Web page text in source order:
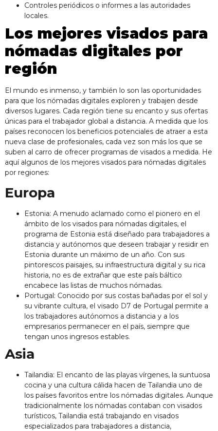
Controles periódicos o informes a las autoridades
locales.
Los mejores visados para
nómadas digitales por
región
El mundo es inmenso, y también lo son las oportunidades
para que los nómadas digitales exploren y trabajen desde
diversos lugares. Cada región tiene su encanto y sus ofertas
únicas para el trabajador global a distancia. A medida que los
países reconocen los beneficios potenciales de atraer a esta
nueva clase de profesionales, cada vez son más los que se
suben al carro de ofrecer programas de visados a medida. He
aquí algunos de los mejores visados para nómadas digitales
por regiones:
Europa
Estonia: A menudo aclamado como el pionero en el
ámbito de los visados para nómadas digitales, el
programa de Estonia está diseñado para trabajadores a
distancia y autónomos que deseen trabajar y residir en
Estonia durante un máximo de un año. Con sus
pintorescos paisajes, su infraestructura digital y su rica
historia, no es de extrañar que este país báltico
encabece las listas de muchos nómadas.
Portugal: Conocido por sus costas bañadas por el sol y
su vibrante cultura, el visado D7 de Portugal permite a
los trabajadores autónomos a distancia y a los
empresarios permanecer en el país, siempre que
tengan unos ingresos estables.
Asia
Tailandia: El encanto de las playas vírgenes, la suntuosa
cocina y una cultura cálida hacen de Tailandia uno de
los países favoritos entre los nómadas digitales. Aunque
tradicionalmente los nómadas contaban con visados
turísticos, Tailandia está trabajando en visados
especializados para trabajadores a distancia,